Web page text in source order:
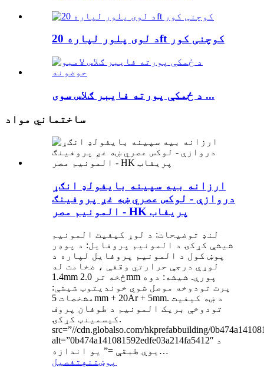
د لوی پلور لپاره 20ft کوچنی کور
د ځمکې پورته فایبر ګلاس سوی ...
ساختماني مواد
ارزانه بیه سپینه بایفولډ انګړ
دروازې - لوکس عصري ښه غږ پروفینګ
المونیم مصر - HK پریفاب
لنډ توضیحات: د لوړ کیفیت المونیم
شیشې کړکۍ د المونیم پروفایل: د پوډر
پوښ کول د المونیم پروفایل لپاره د
لوړې درجې حرارتي وقفې ، ضخامت له
1.4mm څخه تر 2.0mm پورې. شیشه: دوه
پرت تودوخه موصل شوي خوندیتوب شیشې:
مشخصات 5mm + 20Ar + 5mm. د ښه کیفیت
تودوخې بریک المونیم د طوفان پروف
کیسمینټ کړکۍ.
src=”//cdn.globalso.com/hkprefabbuilding/
alt=”0b474a141081592edfe03a214fa5412″ د
یوې طبقې =” یو اندازه…
پوښتنه تفصیل